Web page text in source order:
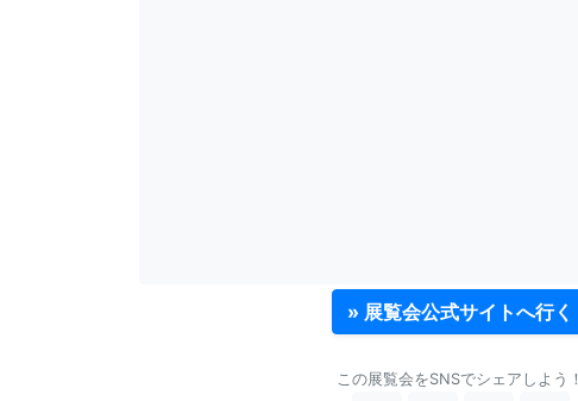
» 展覧会公式サイトへ行く
この展覧会をSNSでシェアしよう！